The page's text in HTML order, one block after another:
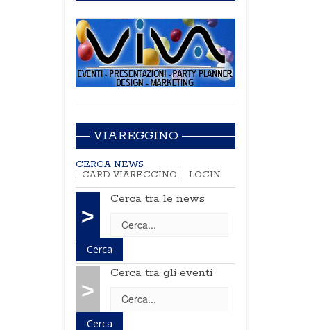
VIAREGGINO
CERCA NEWS
CARD VIAREGGINO
LOGIN
>
Cerca tra le news
>
Cerca tra gli eventi